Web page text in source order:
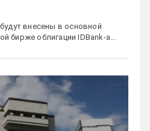
внесены в основной
бирже облигации IDBank-а…